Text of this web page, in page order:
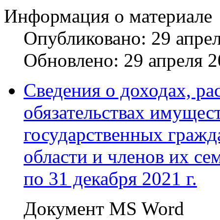
Информация о материале
Опубликовано: 29
Обновлено: 29 апреля
Сведения о доходах,
обязательствах
государственных
области и членов их
по 31 декабря 2021 г.
Документ MS Word